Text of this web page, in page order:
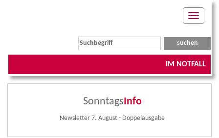
Toggle
IM NOTFALL
SonntagsInfo
Newsletter 7. August - Doppelausgabe